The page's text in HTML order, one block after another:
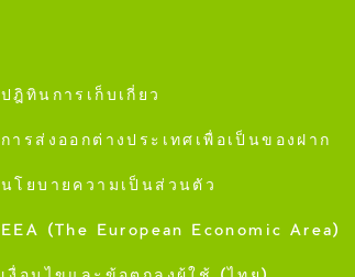
ปฎิทินการเก็บเกี่ยว
การส่งออกต่างประเทศเพื่อเป็นของฝาก
นโยบายความเป็นส่วนตัว
EEA (The European Economic Area)